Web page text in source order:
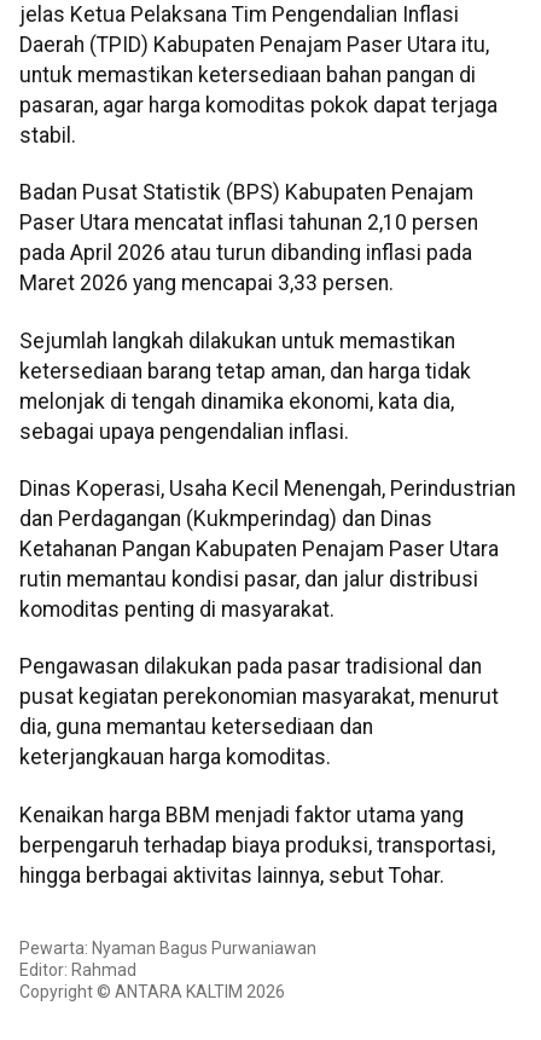
jelas Ketua Pelaksana Tim Pengendalian Inflasi
Daerah (TPID) Kabupaten Penajam Paser Utara itu,
untuk memastikan ketersediaan bahan pangan di
pasaran, agar harga komoditas pokok dapat terjaga
stabil.
Badan Pusat Statistik (BPS) Kabupaten Penajam
Paser Utara mencatat inflasi tahunan 2,10 persen
pada April 2026 atau turun dibanding inflasi pada
Maret 2026 yang mencapai 3,33 persen.
Sejumlah langkah dilakukan untuk memastikan
ketersediaan barang tetap aman, dan harga tidak
melonjak di tengah dinamika ekonomi, kata dia,
sebagai upaya pengendalian inflasi.
Dinas Koperasi, Usaha Kecil Menengah, Perindustrian
dan Perdagangan (Kukmperindag) dan Dinas
Ketahanan Pangan Kabupaten Penajam Paser Utara
rutin memantau kondisi pasar, dan jalur distribusi
komoditas penting di masyarakat.
Pengawasan dilakukan pada pasar tradisional dan
pusat kegiatan perekonomian masyarakat, menurut
dia, guna memantau ketersediaan dan
keterjangkauan harga komoditas.
Kenaikan harga BBM menjadi faktor utama yang
berpengaruh terhadap biaya produksi, transportasi,
hingga berbagai aktivitas lainnya, sebut Tohar.
Pewarta: Nyaman Bagus Purwaniawan
Editor: Rahmad
Copyright © ANTARA KALTIM 2026